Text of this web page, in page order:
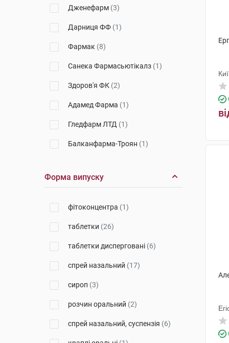
Дженефарм (3)
Дарниця ФФ (1)
Фармак (8)
Санека Фармасьютікалз (1)
Здоров'я ФК (2)
Адамед Фарма (1)
Гледфарм ЛТД (1)
Балканфарма-Троян (1)
Менаріні Мануфактурінг
Тідж(2)
Фарма Вернігероде(1)
Гленмарк Фармасьютикалз
Тева Чех Індастріз
Маклеодс Фармасьютикалс
Меда Меньюфекчеринг(1)
Форма випуску
фітоконцентра (1)
таблетки (26)
таблетки дисперговані (6)
спрей назальний (17)
сироп (3)
розчин оральний (2)
спрей назальний, суспензія (6)